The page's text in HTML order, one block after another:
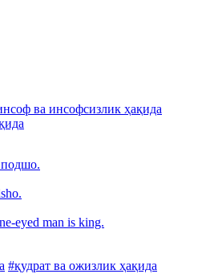
ва инсофсизлик ҳақида
подшо.
eyed man is king.
#қудрат ва ожизлик ҳақида